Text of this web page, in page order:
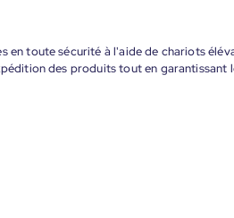
en toute sécurité à l'aide de chariots
des produits tout en garantissant